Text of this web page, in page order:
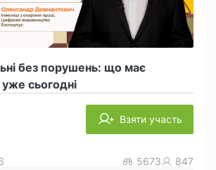
без порушень: що має
сьогодні
Взяти участь
5673 847